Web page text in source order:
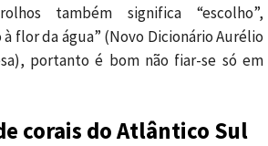
também significa “escolho”,
flor da água” (Novo Dicionário Aurélio
portanto é bom não fiar-se só em
corais do Atlântico Sul